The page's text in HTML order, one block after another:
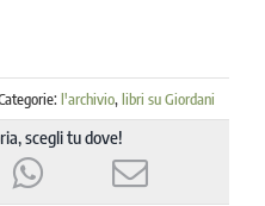
l'archivio,libri su Giordani
scegli tu dove!